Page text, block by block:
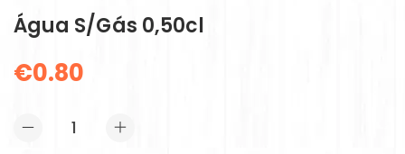
Água S/gás 0,50cl
€0.80